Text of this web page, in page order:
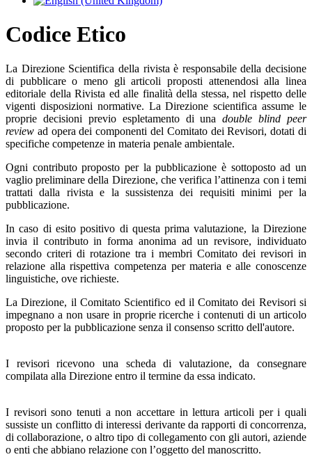
Codice Etico
La Direzione Scientifica della rivista è responsabile della decisione
di pubblicare o meno gli articoli proposti attenendosi alla linea
editoriale della Rivista ed alle finalità della stessa, nel rispetto delle
vigenti disposizioni normative. La Direzione scientifica assume le
proprie decisioni previo espletamento di una double blind peer
review ad opera dei componenti del Comitato dei Revisori, dotati di
specifiche competenze in materia penale ambientale.
Ogni contributo proposto per la pubblicazione è sottoposto ad un
vaglio preliminare della Direzione, che verifica l’attinenza con i temi
trattati dalla rivista e la sussistenza dei requisiti minimi per la
pubblicazione.
In caso di esito positivo di questa prima valutazione, la Direzione
invia il contributo in forma anonima ad un revisore, individuato
secondo criteri di rotazione tra i membri Comitato dei revisori in
relazione alla rispettiva competenza per materia e alle conoscenze
linguistiche, ove richieste.
La Direzione, il Comitato Scientifico ed il Comitato dei Revisori si
impegnano a non usare in proprie ricerche i contenuti di un articolo
proposto per la pubblicazione senza il consenso scritto dell'autore.
I revisori ricevono una scheda di valutazione, da consegnare
compilata alla Direzione entro il termine da essa indicato.
I revisori sono tenuti a non accettare in lettura articoli per i quali
sussiste un conflitto di interessi derivante da rapporti di concorrenza,
di collaborazione, o altro tipo di collegamento con gli autori, aziende
o enti che abbiano relazione con l’oggetto del manoscritto.